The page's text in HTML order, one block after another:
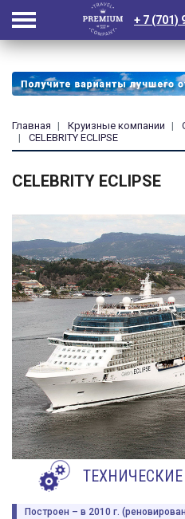
+ 7 (701)
Главная Круизные компании
CELEBRITY ECLIPSE
CELEBRITY ECLIPSE
Построен – в 2010 г.